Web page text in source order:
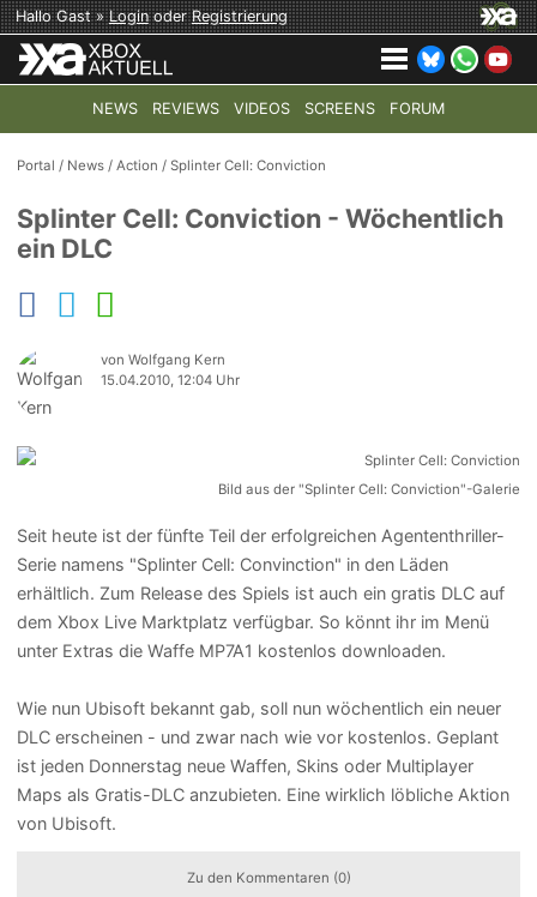
Hallo Gast »LoginoderRegistrierung
NEWS REVIEWS VIDEOS SCREENS FORUM
TOP-THEMEN: COD: MODERN WARFARE 4 HALO:
Portal / News /Action /Splinter Cell: Conviction
Splinter Cell: Conviction - Wöchentlich
ein DLC
von Wolfgang Kern
15.04.2010, 12:04 Uhr
Bild aus der "Splinter Cell: Conviction"-Galerie
Seit heute ist der fünfte Teil der erfolgreichen Agententhriller-
Serie namens "Splinter Cell: Convinction" in den Läden
erhältlich. Zum Release des Spiels ist auch ein gratis DLC auf
dem Xbox Live Marktplatz verfügbar. So könnt ihr im Menü
unter Extras die Waffe MP7A1 kostenlos downloaden.
Wie nun Ubisoft bekannt gab, soll nun wöchentlich ein neuer
DLC erscheinen - und zwar nach wie vor kostenlos. Geplant
ist jeden Donnerstag neue Waffen, Skins oder Multiplayer
Maps als Gratis-DLC anzubieten. Eine wirklich löbliche Aktion
von Ubisoft.
Zu den Kommentaren (0)